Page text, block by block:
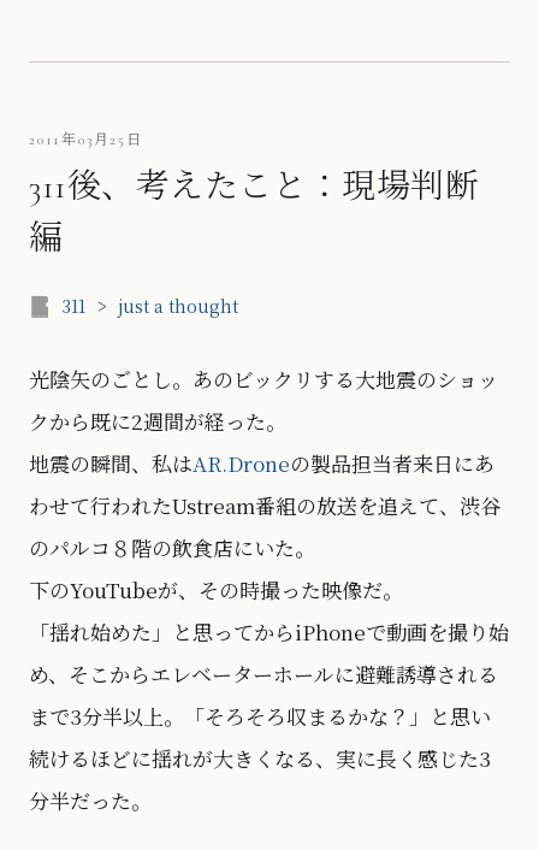
2011年03月25日
311後、考えたこと：現場判断
編
311 > just a thought
光陰矢のごとし。あのビックリする大地震のショッ
クから既に2週間が経った。
地震の瞬間、私はAR.Droneの製品担当者来日にあ
わせて行われたUstream番組の放送を追えて、渋谷
のパルコ８階の飲食店にいた。
下のYouTubeが、その時撮った映像だ。
「揺れ始めた」と思ってからiPhoneで動画を撮り始
め、そこからエレベーターホールに避難誘導される
まで3分半以上。「そろそろ収まるかな？」と思い
続けるほどに揺れが大きくなる、実に長く感じた3
分半だった。